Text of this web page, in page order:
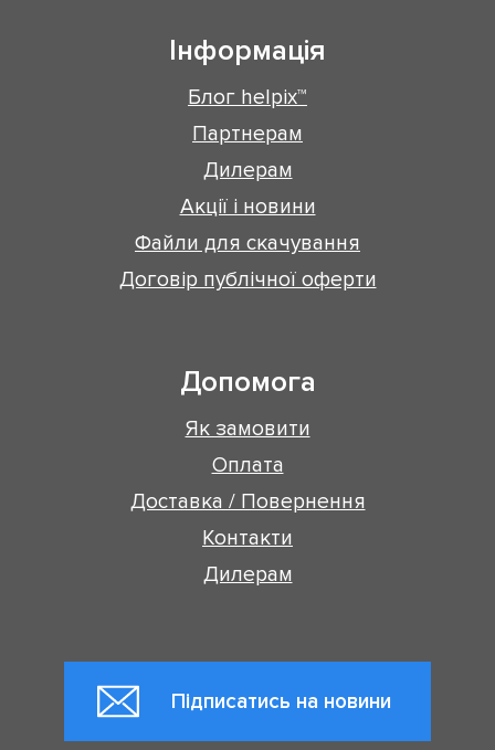
Інформація
Блог helpix™
Партнерам
Дилерам
Акції і новини
Файли для скачування
Договір публічної оферти
Допомога
Як замовити
Оплата
Доставка / Повернення
Контакти
Дилерам
Підписатись на новини